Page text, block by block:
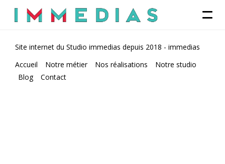
Site internet du Studio immedias depuis 2018 - immedias
Accueil
Notre métier Nos réalisations
Notre studio
Blog
Contact